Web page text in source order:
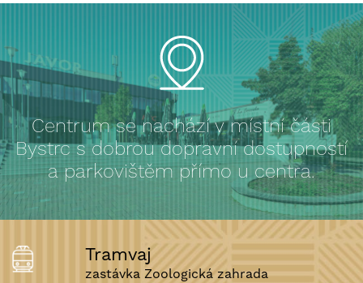
Centrum se nachází v místní části
Bystrc s dobrou dopravní dostupností
a parkovištěm přímo u centra.
Tramvaj
zastávka Zoologická zahrada